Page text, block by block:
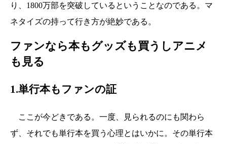
り、1800万部を突破しているということなのである。マ
ネタイズの持って行き方が絶妙である。
ファンなら本もグッズも買うしアニメ
も見る
1.単行本もファンの証
ここが今どきである。一度、見られるのにも関わら
ず、それでも単行本を買う心理とはいかに。その単行本